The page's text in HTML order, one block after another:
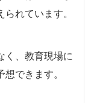
れています。
く、教育現場に
できます。